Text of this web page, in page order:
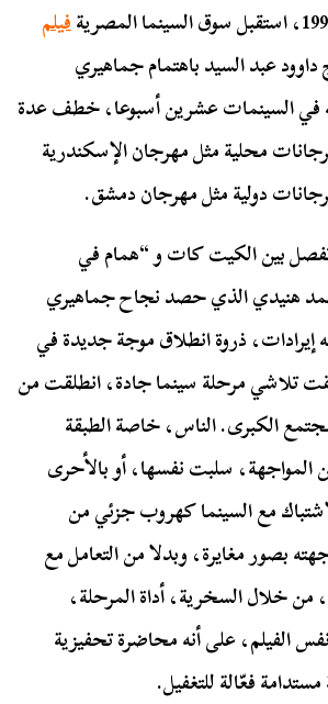
فيلم
عبد السيد باهتمام جماهيري
في السينمات عشرين أسبوعا، خطف عدة
محلية مثل مهرجان الإسكندرية
دولية مثل مهرجان دمشق.
بين الكيت كات و“همام في
هنيدي الذي حصد نجاح جماهيري
جنيه إيرادات، ذروة انطلاق موجة جديدة في
تلاشي مرحلة سينما جادة، انطلقت من
الكبرى. الناس، خاصة الطبقة
المواجهة، سلبت نفسها، أو بالأحرى
مع السينما كهروب جزئي من
بصور مغايرة، وبدلا من التعامل مع
من خلال السخرية، أداة المرحلة،
الفيلم، على أنه محاضرة تحفيزية
فعّالة للتغفيل.